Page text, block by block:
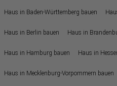
Haus in Baden-Württemberg bauen
Haus in Berlin bauen Haus in
Haus in Hamburg bauen Haus in
Haus in Mecklenburg-Vorpommern bauen